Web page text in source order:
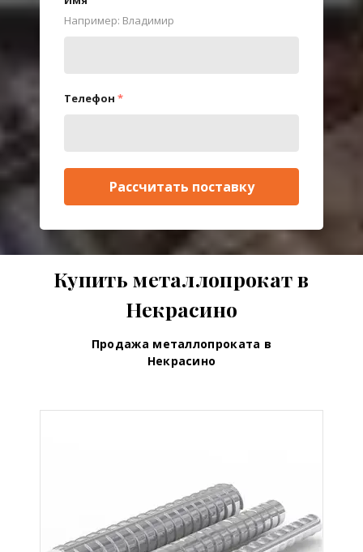
Например: Владимир
Телефон *
Рассчитать поставку
Купить металлопрокат в
Некрасино
Продажа металлопроката в
Некрасино